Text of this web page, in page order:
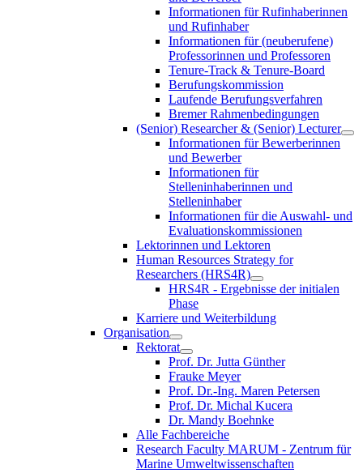
Informationen für Rufinhaberinnen
und Rufinhaber
Informationen für (neuberufene)
Professorinnen und Professoren
Tenure-Track & Tenure-Board
Berufungskommission
Laufende Berufungsverfahren
Bremer Rahmenbedingungen
(Senior) Researcher & (Senior) Lecturer
Informationen für Bewerberinnen
und Bewerber
Informationen für
Stelleninhaberinnen und
Stelleninhaber
Informationen für die Auswahl- und
Evaluationskommissionen
Lektorinnen und Lektoren
Human Resources Strategy for
Researchers (HRS4R)
HRS4R - Ergebnisse der initialen
Phase
Karriere und Weiterbildung
Organisation
Rektorat
Prof. Dr. Jutta Günther
Frauke Meyer
Prof. Dr.-Ing. Maren Petersen
Prof. Dr. Michal Kucera
Dr. Mandy Boehnke
Alle Fachbereiche
Research Faculty MARUM - Zentrum für
Marine Umweltwissenschaften